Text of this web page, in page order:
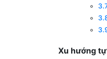
Xu hướng